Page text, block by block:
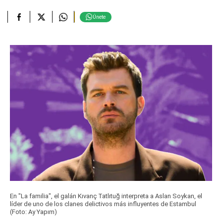
Únete
En "La familia", el galán Kıvanç Tatlıtuğ interpreta a Aslan Soykan, el
líder de uno de los clanes delictivos más influyentes de Estambul
(Foto: Ay Yapım)